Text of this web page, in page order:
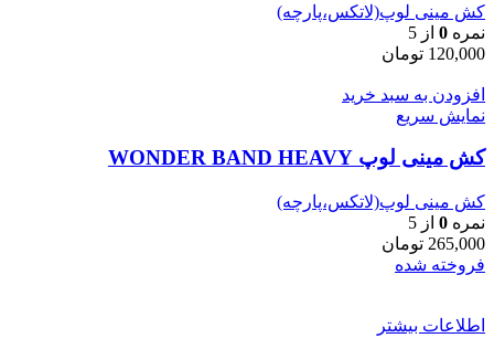
کش مینی لوپ(لاتکس،پارچه)
نمره 0 از 5
120,000 تومان
افزودن به سبد خرید
نمایش سریع
کش مینی لوپ WONDER BAND HEAVY
کش مینی لوپ(لاتکس،پارچه)
نمره 0 از 5
265,000 تومان
فروخته شده
اطلاعات بیشتر